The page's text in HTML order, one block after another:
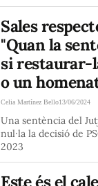
Sales
"Quan la
si restaurar-
o un
Celia Martínez Bello13/06/2024
Una sentència del
nul·la la decisió de
2023
Este és el